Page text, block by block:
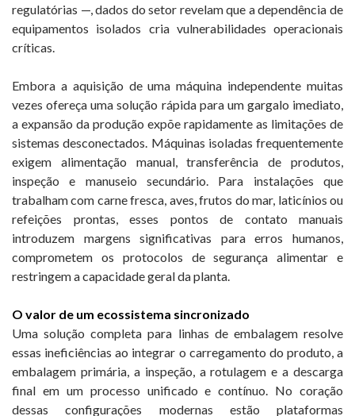
regulatórias —, dados do setor revelam que a dependência de
equipamentos isolados cria vulnerabilidades operacionais
críticas.
Embora a aquisição de uma máquina independente muitas
vezes ofereça uma solução rápida para um gargalo imediato,
a expansão da produção expõe rapidamente as limitações de
sistemas desconectados. Máquinas isoladas frequentemente
exigem alimentação manual, transferência de produtos,
inspeção e manuseio secundário. Para instalações que
trabalham com carne fresca, aves, frutos do mar, laticínios ou
refeições prontas, esses pontos de contato manuais
introduzem margens significativas para erros humanos,
comprometem os protocolos de segurança alimentar e
restringem a capacidade geral da planta.
O valor de um ecossistema sincronizado
Uma solução completa para linhas de embalagem resolve
essas ineficiências ao integrar o carregamento do produto, a
embalagem primária, a inspeção, a rotulagem e a descarga
final em um processo unificado e contínuo. No coração
dessas configurações modernas estão plataformas